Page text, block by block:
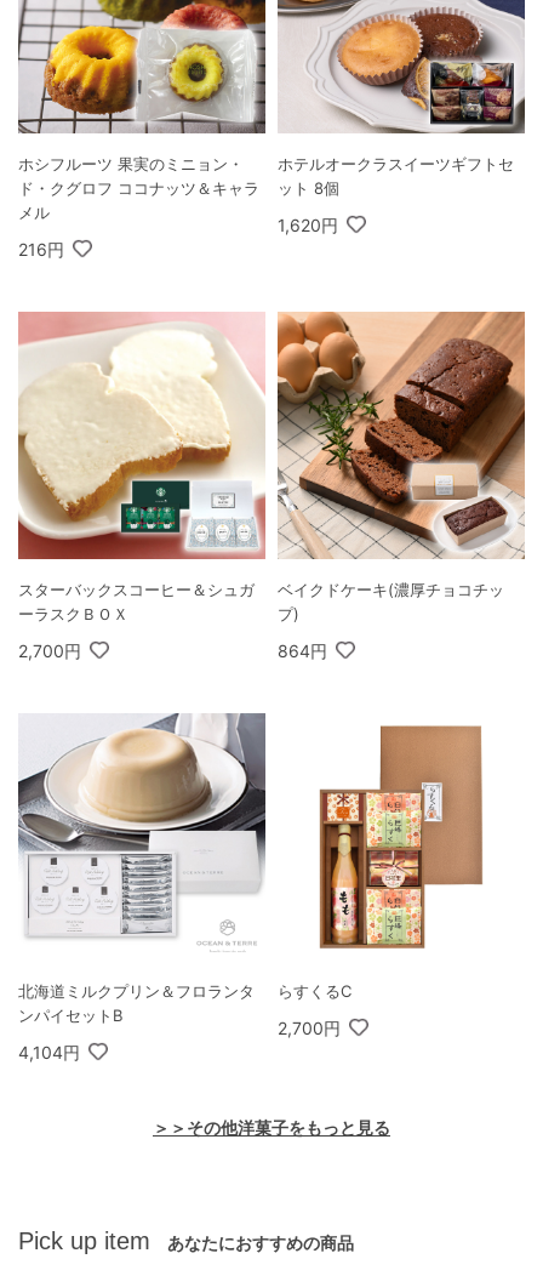
ホシフルーツ 果実のミニョン・
ド・クグロフ ココナッツ＆キャラ
メル
216円
ホテルオークラスイーツギフトセ
ット 8個
1,620円
スターバックスコーヒー＆シュガ
ーラスクＢＯＸ
2,700円
ベイクドケーキ(濃厚チョコチッ
プ)
864円
北海道ミルクプリン＆フロランタ
ンパイセットB
4,104円
らすくるC
2,700円
＞＞その他洋菓子をもっと見る
Pick up item あなたにおすすめの商品